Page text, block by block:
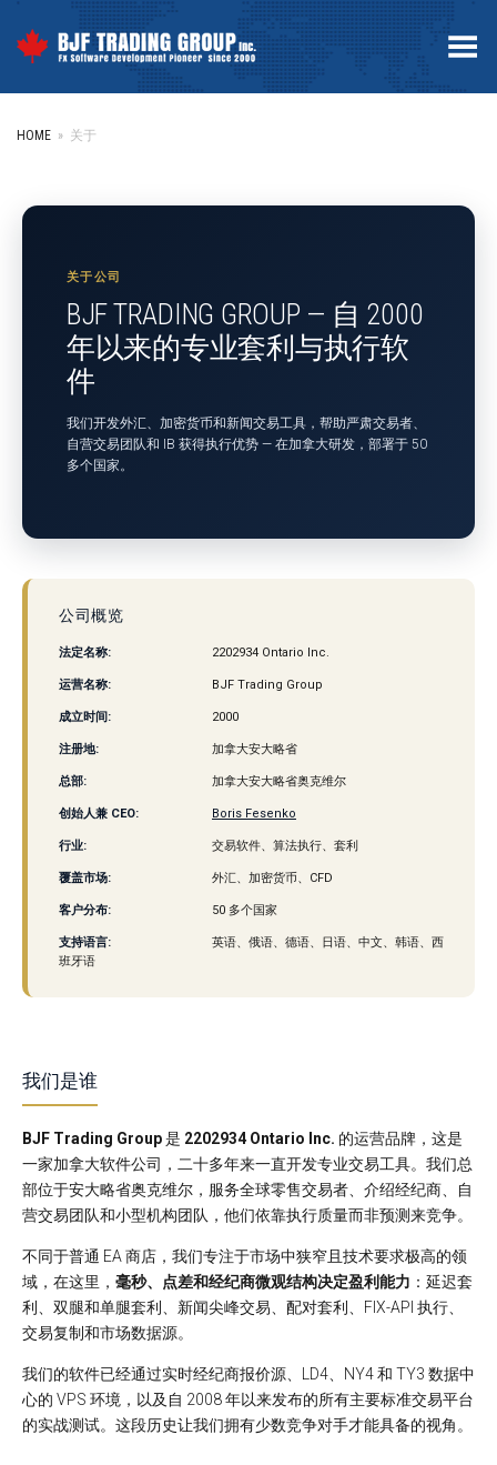
Toggle Menu
HOME » 关于
关于公司
BJF TRADING GROUP — 自 2000
年以来的专业套利与执行软
件
我们开发外汇、加密货币和新闻交易工具，帮助严肃交易者、
自营交易团队和 IB 获得执行优势 — 在加拿大研发，部署于 50
多个国家。
公司概览
法定名称: 2202934 Ontario Inc.
运营名称: BJF Trading Group
成立时间: 2000
注册地: 加拿大安大略省
总部: 加拿大安大略省奥克维尔
创始人兼 CEO: Boris Fesenko
行业: 交易软件、算法执行、套利
覆盖市场: 外汇、加密货币、CFD
客户分布: 50 多个国家
支持语言:
英语、俄语、德语、日语、中文、韩语、西
班牙语
我们是谁
BJF Trading Group是 2202934 Ontario Inc. 的运营品牌，这是
一家加拿大软件公司，二十多年来一直开发专业交易工具。我们总
部位于安大略省奥克维尔，服务全球零售交易者、介绍经纪商、自
营交易团队和小型机构团队，他们依靠执行质量而非预测来竞争。
不同于普通 EA 商店，我们专注于市场中狭窄且技术要求极高的领
域，在这里， 毫秒、点差和经纪商微观结构决定盈利能力 ：延迟套
利、双腿和单腿套利、新闻尖峰交易、配对套利、FIX-API 执行、
交易复制和市场数据源。
我们的软件已经通过实时经纪商报价源、LD4、NY4 和 TY3 数据中
心的 VPS 环境，以及自 2008 年以来发布的所有主要标准交易平台
的实战测试。这段历史让我们拥有少数竞争对手才能具备的视角。